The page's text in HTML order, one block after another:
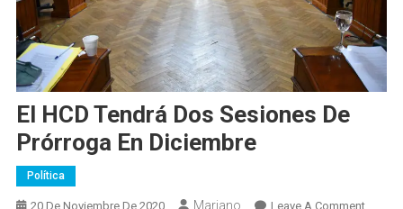
El HCD Tendrá Dos Sesiones De
Prórroga En Diciembre
Política
20 De Noviembre De 2020 Mariano Leave A CommentOn